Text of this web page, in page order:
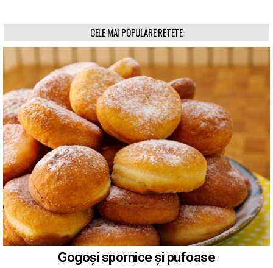
CELE MAI POPULARE RETETE
Gogoși spornice și pufoase